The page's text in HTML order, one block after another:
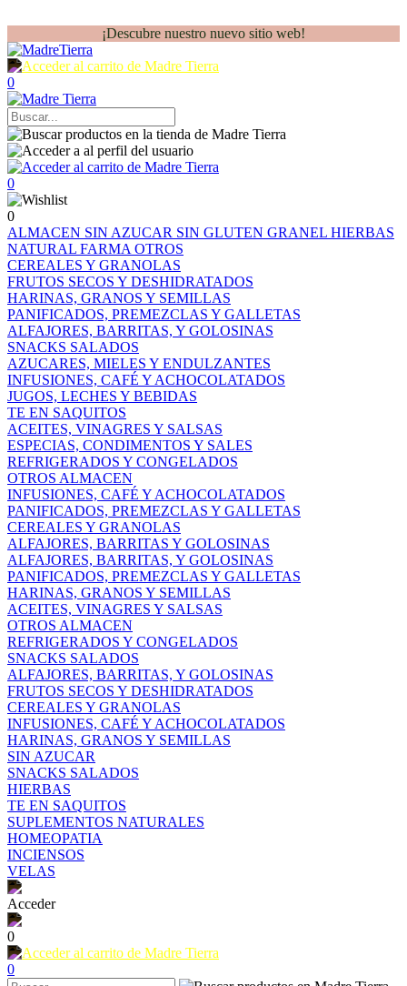
¡Descubre nuestro nuevo sitio web!
0
0
0
ALMACEN SIN AZUCAR SIN GLUTEN GRANEL HIERBAS
NATURAL FARMA OTROS
CEREALES Y GRANOLAS
FRUTOS SECOS Y DESHIDRATADOS
HARINAS, GRANOS Y SEMILLAS
PANIFICADOS, PREMEZCLAS Y GALLETAS
ALFAJORES, BARRITAS, Y GOLOSINAS
SNACKS SALADOS
AZUCARES, MIELES Y ENDULZANTES
INFUSIONES, CAFÉ Y ACHOCOLATADOS
JUGOS, LECHES Y BEBIDAS
TE EN SAQUITOS
ACEITES, VINAGRES Y SALSAS
ESPECIAS, CONDIMENTOS Y SALES
REFRIGERADOS Y CONGELADOS
OTROS ALMACEN
INFUSIONES, CAFÉ Y ACHOCOLATADOS
PANIFICADOS, PREMEZCLAS Y GALLETAS
CEREALES Y GRANOLAS
ALFAJORES, BARRITAS Y GOLOSINAS
ALFAJORES, BARRITAS, Y GOLOSINAS
PANIFICADOS, PREMEZCLAS Y GALLETAS
HARINAS, GRANOS Y SEMILLAS
ACEITES, VINAGRES Y SALSAS
OTROS ALMACEN
REFRIGERADOS Y CONGELADOS
SNACKS SALADOS
ALFAJORES, BARRITAS, Y GOLOSINAS
FRUTOS SECOS Y DESHIDRATADOS
CEREALES Y GRANOLAS
INFUSIONES, CAFÉ Y ACHOCOLATADOS
HARINAS, GRANOS Y SEMILLAS
SIN AZUCAR
SNACKS SALADOS
HIERBAS
TE EN SAQUITOS
SUPLEMENTOS NATURALES
HOMEOPATIA
INCIENSOS
VELAS
Acceder
0
0